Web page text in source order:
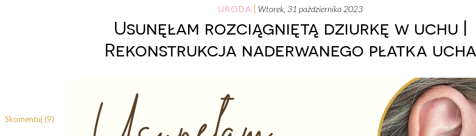
URODA wtorek, 31 października 2023
Usunęłam rozciągniętą dziurkę w uchu |
Rekonstrukcja naderwanego płatka ucha
Skomentuj (9)